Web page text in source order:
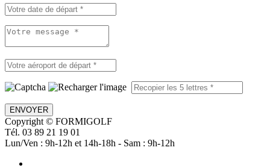
ENVOYER
Copyright © FORMIGOLF
Tél. 03 89 21 19 01
Lun/Ven : 9h-12h et 14h-18h - Sam : 9h-12h